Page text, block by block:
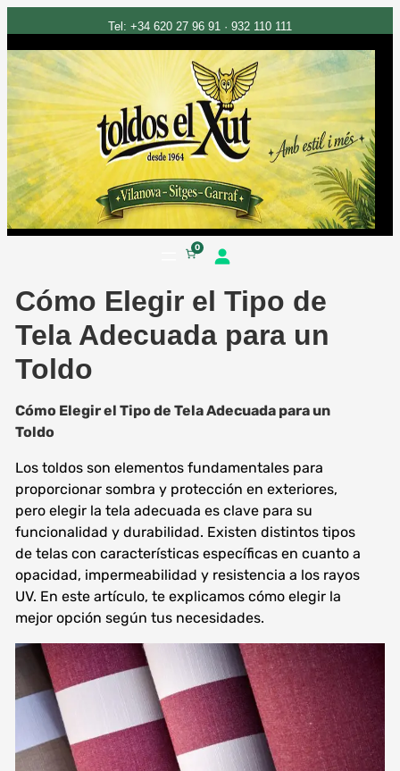
Tel: +34 620 27 96 91 · 932 110 111
contenido
0
Cómo Elegir el Tipo de
Tela Adecuada para un
Toldo
Cómo Elegir el Tipo de Tela Adecuada para un
Toldo
Los toldos son elementos fundamentales para
proporcionar sombra y protección en exteriores,
pero elegir la tela adecuada es clave para su
funcionalidad y durabilidad. Existen distintos tipos
de telas con características específicas en cuanto a
opacidad, impermeabilidad y resistencia a los rayos
UV. En este artículo, te explicamos cómo elegir la
mejor opción según tus necesidades.